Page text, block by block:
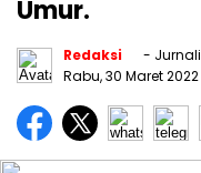
Umur.
Redaksi
-
Rabu, 30 Maret 2022